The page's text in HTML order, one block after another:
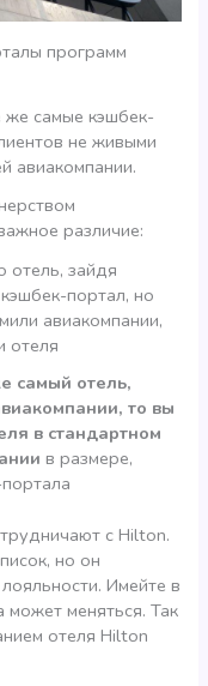
программ
самые кэшбек-
не живыми
авиакомпании.
различие:
отель, зайдя
портал, но
авиакомпании,
отеля
самый отель,
то вы
в стандартном
в размере,
с Hilton.
но он
Имейте в
может меняться. Так
отеля Hilton